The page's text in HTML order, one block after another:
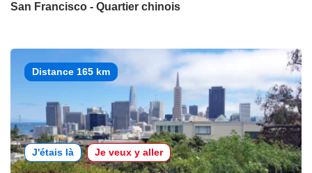
San Francisco - Quartier chinois
Distance 165 km
J'étais là Je veux y aller